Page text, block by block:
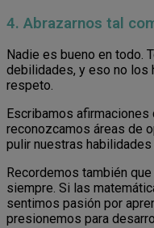
4. Abrazarnos tal
Nadie es bueno en todo.
debilidades, y eso no los
respeto.
Escribamos
reconozcamos áreas de
pulir nuestras habilidades
Recordemos también
siempre. Si las
sentimos pasión por
presionemos para